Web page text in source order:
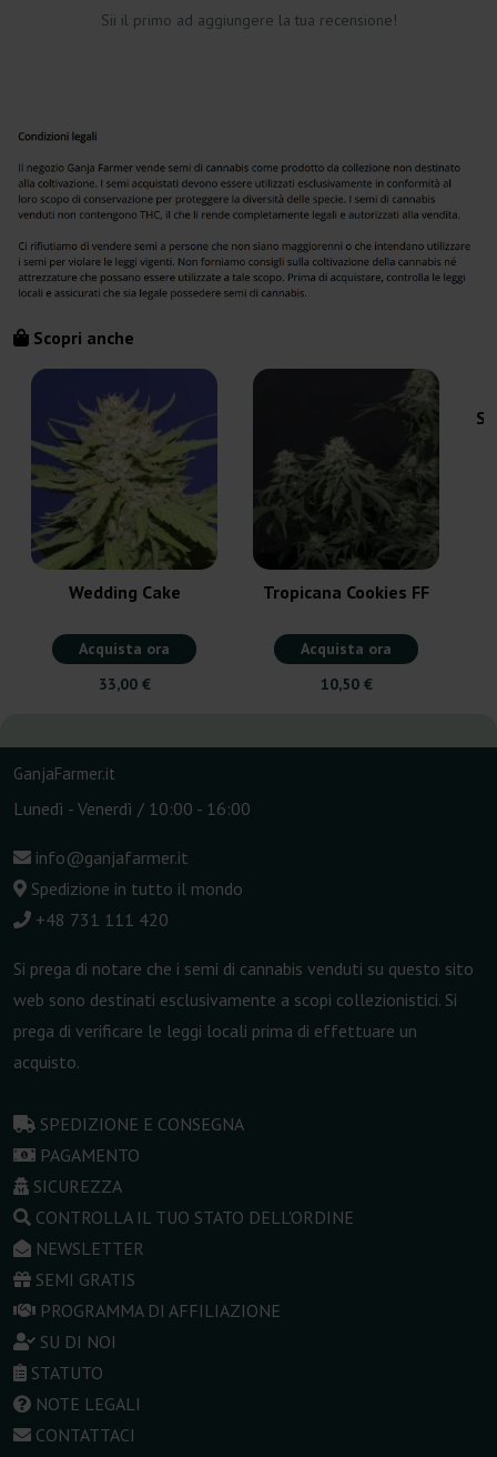
Sii il primo ad aggiungere la tua recensione!
Scopri anche
Wedding Cake
Acquista ora
33,00 €
Tropicana Cookies FF
Acquista ora
10,50 €
GanjaFarmer.it
Lunedì - Venerdì / 10:00 - 16:00
info@ganjafarmer.it
Spedizione in tutto il mondo
+48 731 111 420
Si prega di notare che i semi di cannabis venduti su questo sito
web sono destinati esclusivamente a scopi collezionistici. Si
prega di verificare le leggi locali prima di effettuare un
acquisto.
SPEDIZIONE E CONSEGNA
PAGAMENTO
SICUREZZA
CONTROLLA IL TUO STATO DELL'ORDINE
NEWSLETTER
SEMI GRATIS
PROGRAMMA DI AFFILIAZIONE
SU DI NOI
STATUTO
NOTE LEGALI
CONTATTACI